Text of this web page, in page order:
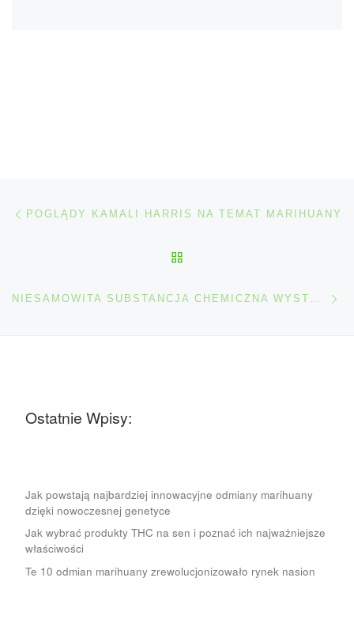
Nawigacja wpisu
POGLĄDY KAMALI HARRIS NA TEMAT MARIHUANY
NIESAMOWITA SUBSTANCJA CHEMICZNA WYSTĘPUJĄCA W PRODUKTACH CBD
Ostatnie Wpisy:
Jak powstają najbardziej innowacyjne odmiany marihuany
dzięki nowoczesnej genetyce
Jak wybrać produkty THC na sen i poznać ich najważniejsze
właściwości
Te 10 odmian marihuany zrewolucjonizowało rynek nasion